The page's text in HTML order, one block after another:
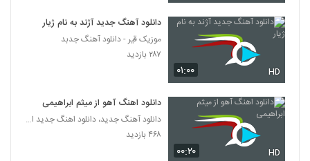
دانلود آهنگ عاشقونه از مهرداد کریمی
255
موزیک زیبای منو دریاب از فرزاد سروی
256
Matyar Ba To Khoobe
۲۱۵ بازدید
۰۱:۰۰ HD
دانلود آهنگ جدید آژند به نام ژیار
موزیک قیر - دانلود آهنگ جدبد
۲۸۷ بازدید
۰۰:۲۰ HD
دانلود اهنگ آهو از میثم ابراهیمی
دانلود آهنگ جدید، دانلود اهنگ جدید ایرانی
۴۶۸ بازدید